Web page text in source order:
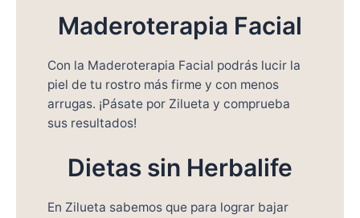
Maderoterapia Facial
Con la Maderoterapia Facial podrás lucir la
piel de tu rostro más firme y con menos
arrugas. ¡Pásate por Zilueta y comprueba
sus resultados!
Dietas sin Herbalife
En Zilueta sabemos que para lograr bajar